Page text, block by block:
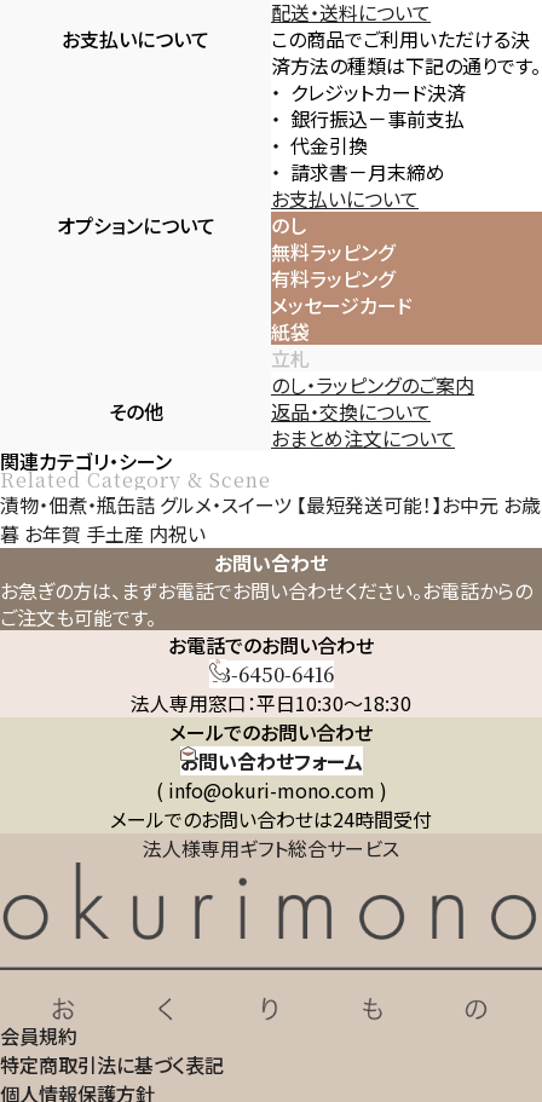
配送・送料について
お支払いについて
この商品でご利用いただける決
済方法の種類は下記の通りです。
クレジットカード決済
銀行振込－事前支払
代金引換
請求書－月末締め
お支払いについて
オプションについて
のし
無料ラッピング
有料ラッピング
メッセージカード
紙袋
立札
のし・ラッピングのご案内
その他
返品・交換について
おまとめ注文について
関連カテゴリ・シーン
Related Category & Scene
漬物・佃煮・瓶缶詰 グルメ・スイーツ 【最短発送可能！】お中元 お歳
暮 お年賀 手土産 内祝い
お問い合わせ
お急ぎの方は、まずお電話でお問い合わせください。お電話からの
ご注文も可能です。
お電話でのお問い合わせ
03-6450-6416
法人専用窓口：平日10:30～18:30
メールでのお問い合わせ
お問い合わせフォーム
( info@okuri-mono.com )
メールでのお問い合わせは24時間受付
法人様専用ギフト総合サービス
会員規約
特定商取引法に基づく表記
個人情報保護方針